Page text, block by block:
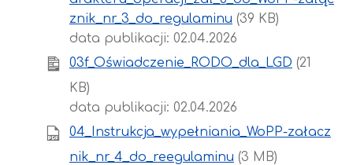
znik_nr_3_do_regulaminu (39 KB)
data publikacji: 02.04.2026
03f_Oświadczenie_RODO_dla_LGD (21
KB)
data publikacji: 02.04.2026
04_Instrukcja_wypełniania_WoPP-załacz
nik_nr_4_do_reegulaminu (3 MB)